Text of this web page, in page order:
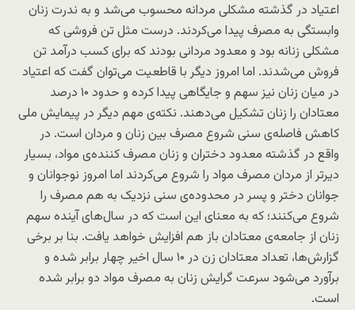
اعتیاد در گذشته مشکلی مردانه محسوب می‌شد و به ندرت زنان
وابستگی به مصرف پیدا می‌کردند. درست مثل تن فروشی که
مشکلی زنانه بود و معدود مردانی بودند که برای کسب درآمد تن
فروش می‌شدند. اما امروز دیگر با قاطعیت می‌توان گفت که اعتیاد
در میان زنان نیز سهم و جایگاهی پیدا کرده و حدود ۱۰ درصد
معتادان را زنان تشکیل می‌دهند. نکته‌ی مهم دیگر در پیمایش ملی
کاهش فاصله‌ی سنی شروع مصرف بین زنان و مردان است. در
واقع در گذشته معدود دختران و زنان مصرف کننده‌ی مواد، بسیار
دیرتر از مردان مصرف مواد را شروع می‌کردند اما امروز نوجوانان و
جوانان دختر و پسر در محدوده‌ی سنی نزدیک به هم مصرف را
شروع می‌کنند؛ که به معنای این است که در سال‌های آینده سهم
زنان از جامعه‌ی معتادان باز هم افزایش خواهد یافت. بنا بر برخی
گزارش‌ها، تعداد معتادان زن در ۱۰ سال اخیر چهار برابر شده و
برآورد می‌شود سرعت گرایش زنان به مصرف مواد دو برابر شده
است.